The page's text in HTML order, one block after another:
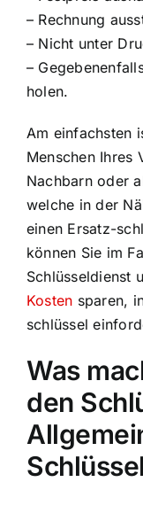
– Rechnung
– Nicht unter
–
holen.
Am einfachsten
Menschen Ihres
Nachbarn oder
welche in der
einen Ersatz-
können Sie im
Schlüsseldienst
Kosten sparen,
schlüssel
Was
den